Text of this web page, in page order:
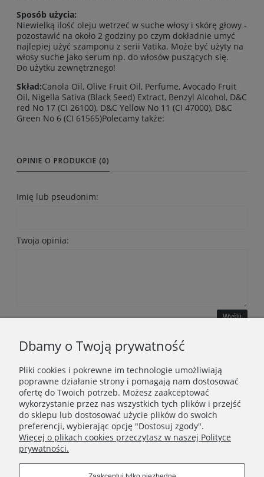
Sposób użycia:
Niewielką ilość oleju wetrzeć w suche włosy i skórę głowy -
pozostawić na około 2 godziny po czym dokładnie umyć
najlepiej użyć szamponu z serii Vatika. Może być użyty na
włosy suche jako serum np. do włosów puszących się.
Do użytku zewnętrznego!
Skład:Canola Oil, Olive Fruit Oil, Perfume, Avocado Fruit
Oil, Nigella Sativa (Black Seed) Extract, Benzyl Alcohol, D&C
red No 17 (CI 26100), D&C Yellow No 11 (CI 47000), D&C
Green No 6 (CI 61565)Polecamy także:
OPINIE O PRODUKCIE (0)
Imię lub pseudonim:
Twoja opinia:
Wyślij
WAŻNE INFORMACJE
POLECANE STRONY
Dbamy o Twoją prywatność
Pliki cookies i pokrewne im technologie umożliwiają
poprawne działanie strony i pomagają nam dostosować
ofertę do Twoich potrzeb. Możesz zaakceptować
wykorzystanie przez nas wszystkich tych plików i przejść
do sklepu lub dostosować użycie plików do swoich
preferencji, wybierając opcję "Dostosuj zgody".
Więcej o plikach cookies przeczytasz w naszej Polityce
prywatności.